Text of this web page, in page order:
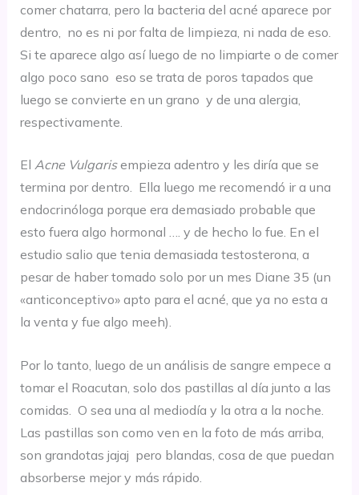
comer chatarra, pero la bacteria del acné aparece por
dentro, no es ni por falta de limpieza, ni nada de eso.
Si te aparece algo así luego de no limpiarte o de comer
algo poco sano eso se trata de poros tapados que
luego se convierte en un grano y de una alergia,
respectivamente.
El Acne Vulgarisempieza adentro y les diría que se
termina por dentro. Ella luego me recomendó ir a una
endocrinóloga porque era demasiado probable que
esto fuera algo hormonal …. y de hecho lo fue. En el
estudio salio que tenia demasiada testosterona, a
pesar de haber tomado solo por un mes Diane 35 (un
«anticonceptivo» apto para el acné, que ya no esta a
la venta y fue algo meeh).
Por lo tanto, luego de un análisis de sangre empece a
tomar el Roacutan, solo dos pastillas al día junto a las
comidas. O sea una al mediodía y la otra a la noche.
Las pastillas son como ven en la foto de más arriba,
son grandotas jajaj pero blandas, cosa de que puedan
absorberse mejor y más rápido.